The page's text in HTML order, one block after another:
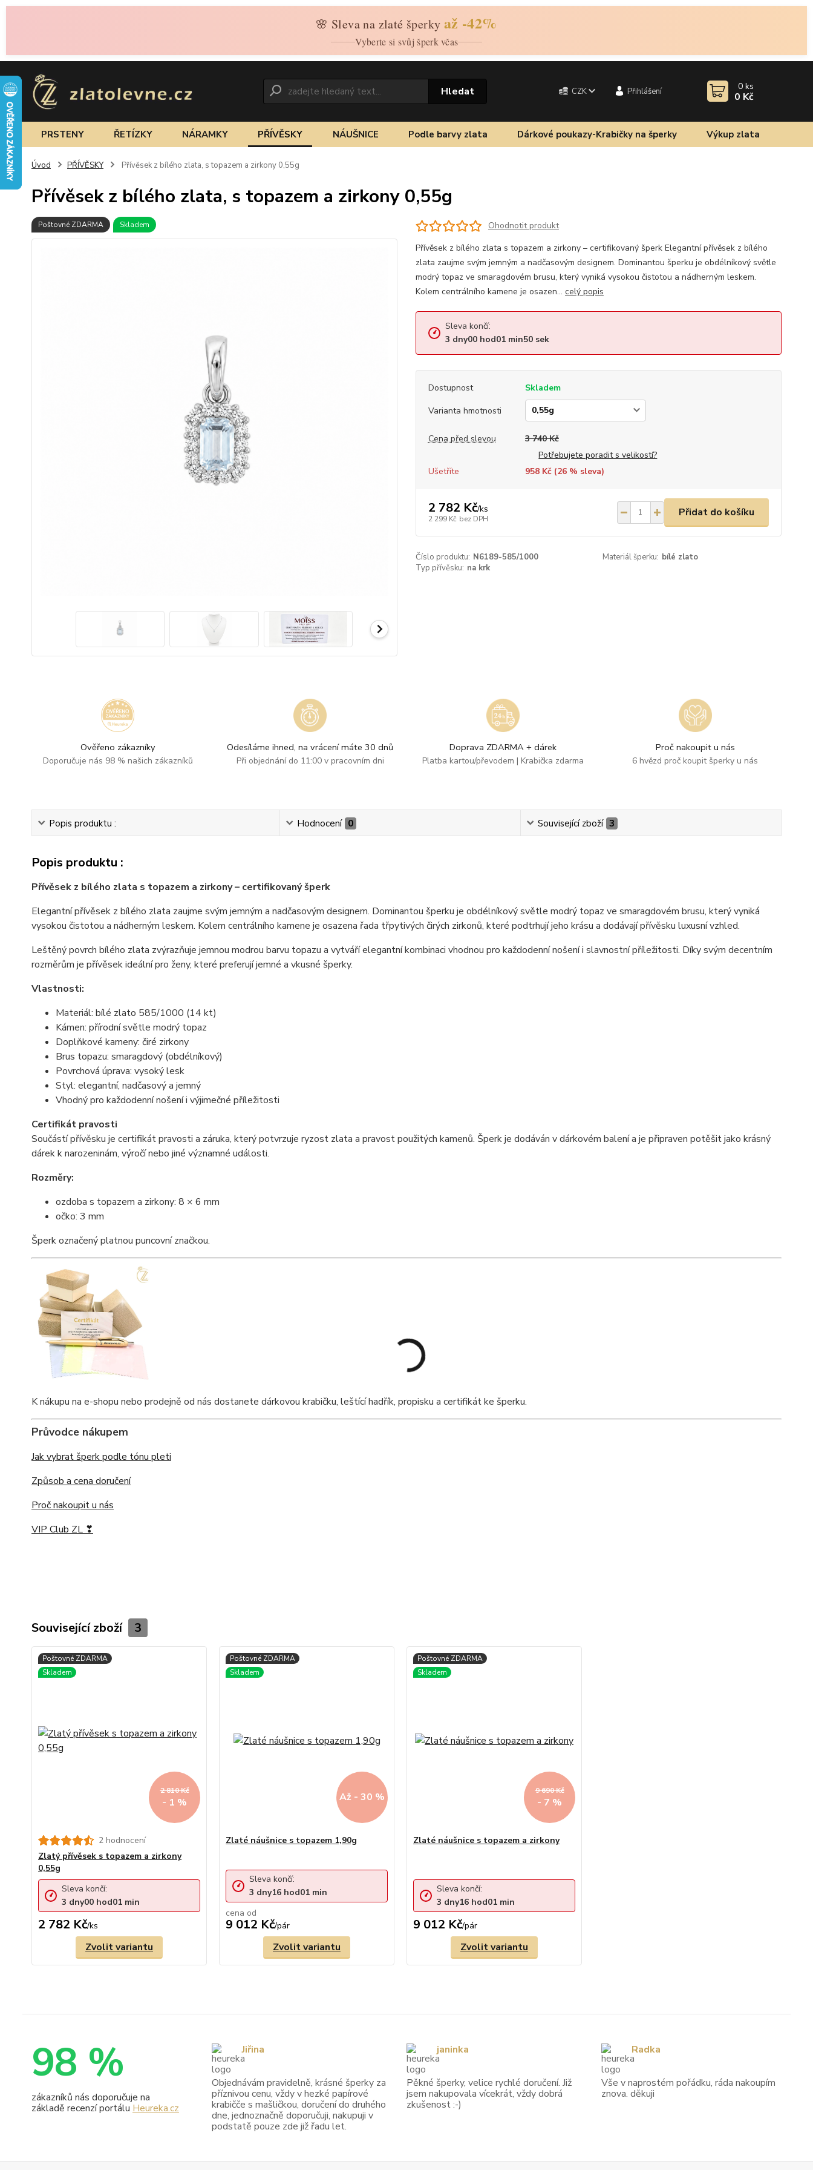
🌸 Sleva na zlaté šperky až -42%
Vyberte si svůj šperk včas
CZK Přihlášení
Hledat 0 ks
0 Kč
PRSTENY ŘETÍZKY NÁRAMKY PŘÍVĚSKY NÁUŠNICE Podle barvy zlata Dárkové poukazy-Krabičky na šperky Výkup zlata
Úvod PŘÍVĚSKY Přívěsek z bílého zlata, s topazem a zirkony 0,55g
Přívěsek z bílého zlata, s topazem a zirkony 0,55g
Poštovné ZDARMA Skladem
Ohodnotit produkt
Přívěsek z bílého zlata s topazem a zirkony – certifikovaný šperk Elegantní přívěsek z bílého
zlata zaujme svým jemným a nadčasovým designem. Dominantou šperku je obdélníkový světle
modrý topaz ve smaragdovém brusu, který vyniká vysokou čistotou a nádherným leskem.
Kolem centrálního kamene je osazen... celý popis
Sleva končí:
3 dny00hod01min49sek
Dostupnost
Skladem
Varianta hmotnosti
Cena před slevou
3 740 Kč
Potřebujete poradit s velikostí?
Ušetříte
958 Kč (26% sleva)
2 782 Kč/ks
2 299 Kč bez DPH
Přidat do košíku
Číslo produktu: N6189-585/1000 Materiál šperku: bílé zlato
Typ přívěsku: na krk
Ověřeno zákazníky
Doporučuje nás 98 % našich zákazníků
Odesíláme ihned, na vrácení máte 30 dnů
Při objednání do 11:00 v pracovním dni
Doprava ZDARMA + dárek
Platba kartou/převodem | Krabička zdarma
Proč nakoupit u nás
6 hvězd proč koupit šperky u nás
Popis produktu : Hodnocení 0 Související zboží 3
Popis produktu :
Přívěsek z bílého zlata s topazem a zirkony – certifikovaný šperk
Elegantní přívěsek z bílého zlata zaujme svým jemným a nadčasovým designem. Dominantou šperku je obdélníkový světle modrý topaz ve smaragdovém brusu, který vyniká
vysokou čistotou a nádherným leskem. Kolem centrálního kamene je osazena řada třpytivých čirých zirkonů, které podtrhují jeho krásu a dodávají přívěsku luxusní vzhled.
Leštěný povrch bílého zlata zvýrazňuje jemnou modrou barvu topazu a vytváří elegantní kombinaci vhodnou pro každodenní nošení i slavnostní příležitosti. Díky svým decentním
rozměrům je přívěsek ideální pro ženy, které preferují jemné a vkusné šperky.
Vlastnosti:
Materiál: bílé zlato 585/1000 (14 kt)
Kámen: přírodní světle modrý topaz
Doplňkové kameny: čiré zirkony
Brus topazu: smaragdový (obdélníkový)
Povrchová úprava: vysoký lesk
Styl: elegantní, nadčasový a jemný
Vhodný pro každodenní nošení i výjimečné příležitosti
Certifikát pravosti
Součástí přívěsku je certifikát pravosti a záruka, který potvrzuje ryzost zlata a pravost použitých kamenů. Šperk je dodáván v dárkovém balení a je připraven potěšit jako krásný
dárek k narozeninám, výročí nebo jiné významné události.
Rozměry:
ozdoba s topazem a zirkony: 8 × 6 mm
očko: 3 mm
Šperk označený platnou puncovní značkou.
K nákupu na e-shopu nebo prodejně od nás dostanete dárkovou krabičku, leštící hadřík, propisku a certifikát ke šperku.
Průvodce nákupem
Jak vybrat šperk podle tónu pleti
Způsob a cena doručení
Proč nakoupit u nás
VIP Club ZL ❣
Související zboží 3
2 810 Kč
- 1 %
2 hodnocení
Zlatý přívěsek s topazem a zirkony
0,55g
2 782 Kč/ks
Sleva končí:
3 dny00 hod01 min
Zvolit variantu
Až - 30 %
Zlaté náušnice s topazem 1,90g
cena od
9 012 Kč/pár
Sleva končí:
3 dny16 hod01 min
Zvolit variantu
9 690 Kč
- 7 %
Zlaté náušnice s topazem a zirkony
9 012 Kč/pár
Sleva končí:
3 dny16 hod01 min
Zvolit variantu
98 %
zákazníků nás doporučuje na
základě recenzí portálu Heureka.cz
Objednávám pravidelně, krásné šperky za
příznivou cenu, vždy v hezké papírové
krabičče s mašličkou, doručení do druhého
dne, jednoznačně doporučuji, nakupuji v
podstatě pouze zde již řadu let.
Jiřina
Pěkné šperky, velice rychlé doručení. Již
jsem nakupovala vícekrát, vždy dobrá
zkušenost :-)
janinka
Vše v naprostém pořádku, ráda nakoupím
znova. děkuji
Radka